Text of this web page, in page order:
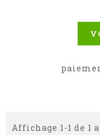
Affichage 1-1 de 1